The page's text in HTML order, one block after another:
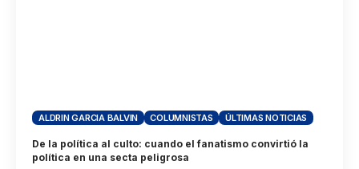
ALDRIN GARCIA BALVIN COLUMNISTAS ÚLTIMAS NOTICIAS
De la política al culto: cuando el fanatismo convirtió la
política en una secta peligrosa